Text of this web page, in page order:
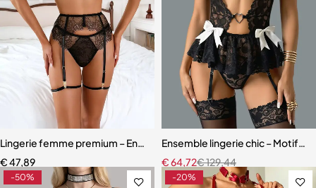
Lingerie femme premium – Ensemble romantique en dentelle fine
€47,89
Ensemble lingerie chic – Motifs
€129,44
€64,72
-50% -20%